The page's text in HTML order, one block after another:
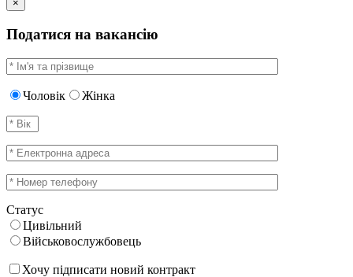
×
Податися на вакансію
Чоловік Жінка
Статус
Цивільний
Військовослужбовець
Хочу підписати новий контракт